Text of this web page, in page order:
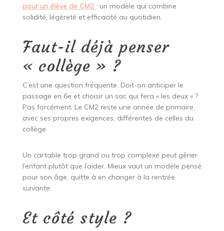
pour un élève de CM2 : un modèle qui combine
solidité, légèreté et efficacité au quotidien.
Faut-il déjà penser
« collège » ?
C’est une question fréquente. Doit-on anticiper le
passage en 6e et choisir un sac qui fera « les deux » ?
Pas forcément. Le CM2 reste une année de primaire,
avec ses propres exigences, différentes de celles du
collège.
Un cartable trop grand ou trop complexe peut gêner
l’enfant plutôt que l’aider. Mieux vaut un modèle pensé
pour son âge, quitte à en changer à la rentrée
suivante.
Et côté style ?